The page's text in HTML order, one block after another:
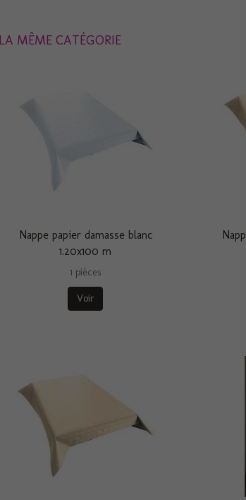
MÊME CATÉGORIE
Nappe papier damasse blanc
1.20x100 m
1 pièces
Voir